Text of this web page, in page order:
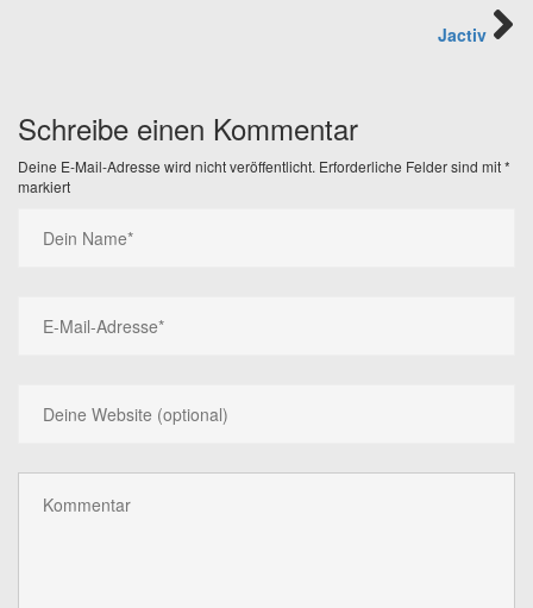
Jactiv
Schreibe einen Kommentar
Deine E-Mail-Adresse wird nicht veröffentlicht. Erforderliche Felder sind mit*
markiert